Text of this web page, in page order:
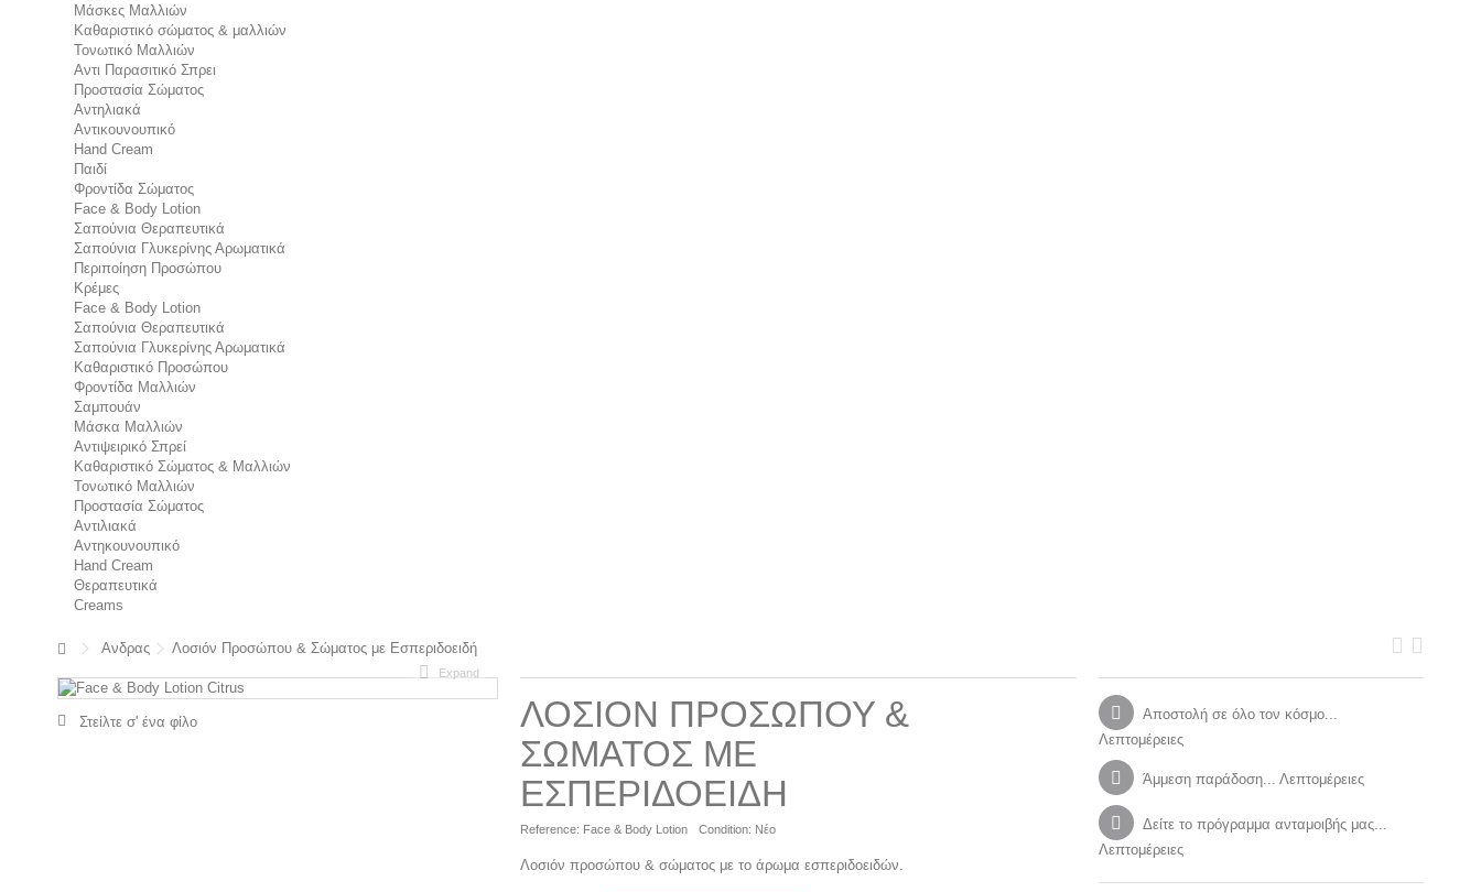
Μάσκες Μαλλιών
Καθαριστικό σώματος & μαλλιών
Τονωτικό Μαλλιών
Αντι Παρασιτικό Σπρει
Προστασία Σώματος
Αντηλιακά
Αντικουνουπικό
Hand Cream
Παιδί
Φροντίδα Σώματος
Face & Body Lotion
Σαπούνια Θεραπευτικά
Σαπούνια Γλυκερίνης Αρωματικά
Περιποίηση Προσώπου
Κρέμες
Face & Body Lotion
Σαπούνια Θεραπευτικά
Σαπούνια Γλυκερίνης Αρωματικά
Καθαριστικό Προσώπου
Φροντίδα Μαλλιών
Σαμπουάν
Μάσκα Μαλλιών
Αντιψειρικό Σπρεί
Καθαριστικό Σώματος & Μαλλιών
Τονωτικό Μαλλιών
Προστασία Σώματος
Αντιλιακά
Αντηκουνουπικό
Hand Cream
Θεραπευτικά
Creams
Ανδρας Λοσιόν Προσώπου & Σώματος με Εσπεριδοειδή
Expand
Στείλτε σ' ένα φίλο
ΛΟΣΙΌΝ ΠΡΟΣΏΠΟΥ &
ΣΏΜΑΤΟΣ ΜΕ
ΕΣΠΕΡΙΔΟΕΙΔΉ
Reference: Face & Body Lotion Condition: Νέο
Λοσιόν προσώπου & σώματος με το άρωμα εσπεριδοειδών.
Αποστολή σε όλο τον κόσμο...
Λεπτομέρειες
Άμμεση παράδοση... Λεπτομέρειες
Δείτε το πρόγραμμα ανταμοιβής μας...
Λεπτομέρειες